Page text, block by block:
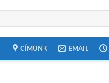
CÍMÜNK EMAIL